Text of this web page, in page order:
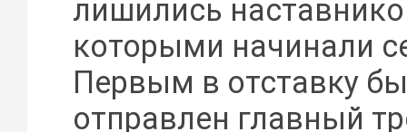
лишились
которыми начинали
Первым в отставку
отправлен главный